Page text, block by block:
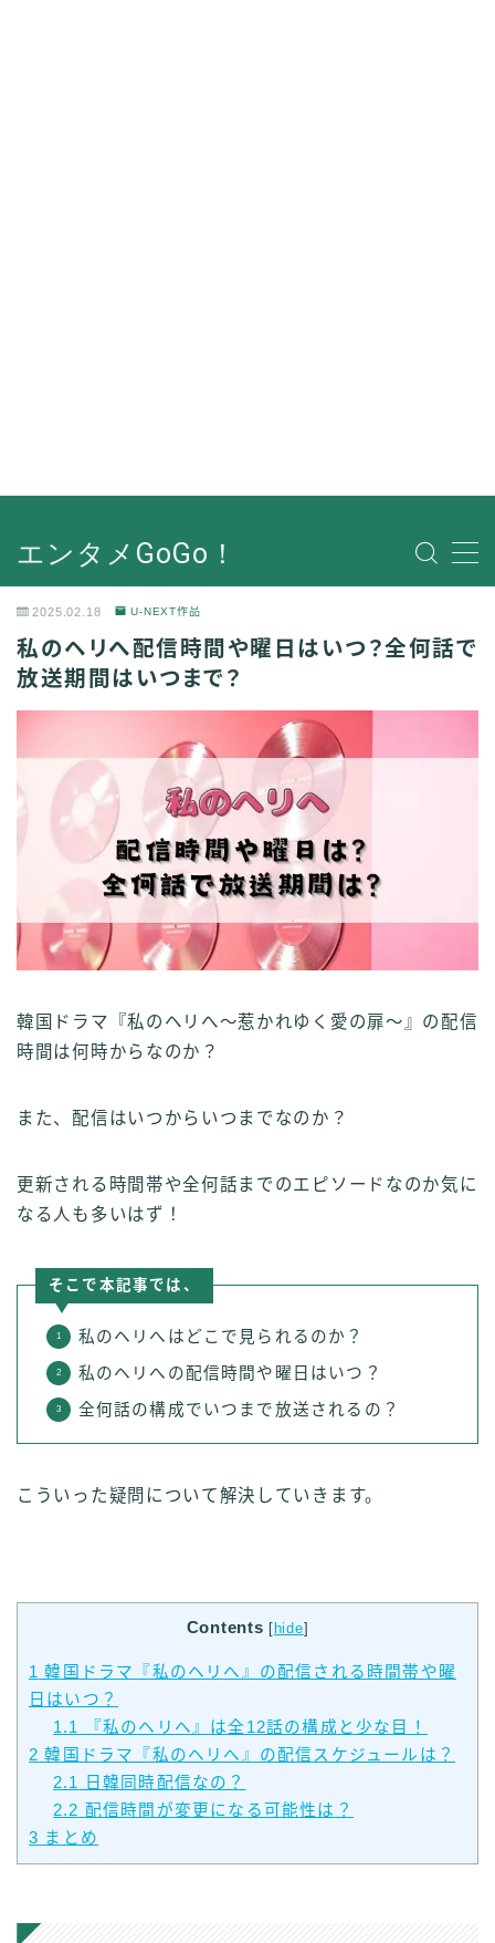
エンタメGoGo！
2025.02.18 U-NEXT作品
私のヘリへ配信時間や曜日はいつ？全何話で
放送期間はいつまで？
韓国ドラマ『私のヘリへ～惹かれゆく愛の扉～』の配信
時間は何時からなのか？
また、配信はいつからいつまでなのか？
更新される時間帯や全何話までのエピソードなのか気に
なる人も多いはず！
そこで本記事では、
私のヘリへはどこで見られるのか？
私のヘリへの配信時間や曜日はいつ？
全何話の構成でいつまで放送されるの？
こういった疑問について解決していきます。
Contents [ hide]
1 韓国ドラマ『私のヘリへ』の配信される時間帯や曜
日はいつ？
1.1
『私のヘリへ』は全12話の構成と少な目！
2 韓国ドラマ『私のヘリへ』の配信スケジュールは？
2.1
日韓同時配信なの？
2.2 配信時間が変更になる可能性は？
3 まとめ